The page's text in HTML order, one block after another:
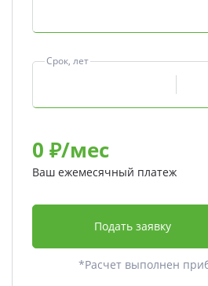
Срок, лет
0 ₽/мес
Ваш ежемесячный платеж
Подать заявку
*Расчет выполнен